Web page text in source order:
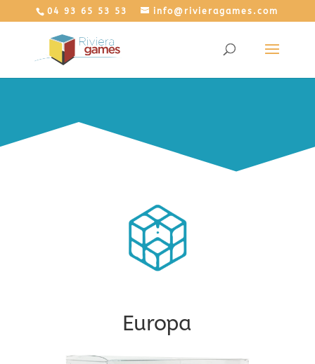
04 93 65 53 53 info@rivieragames.com
Europa